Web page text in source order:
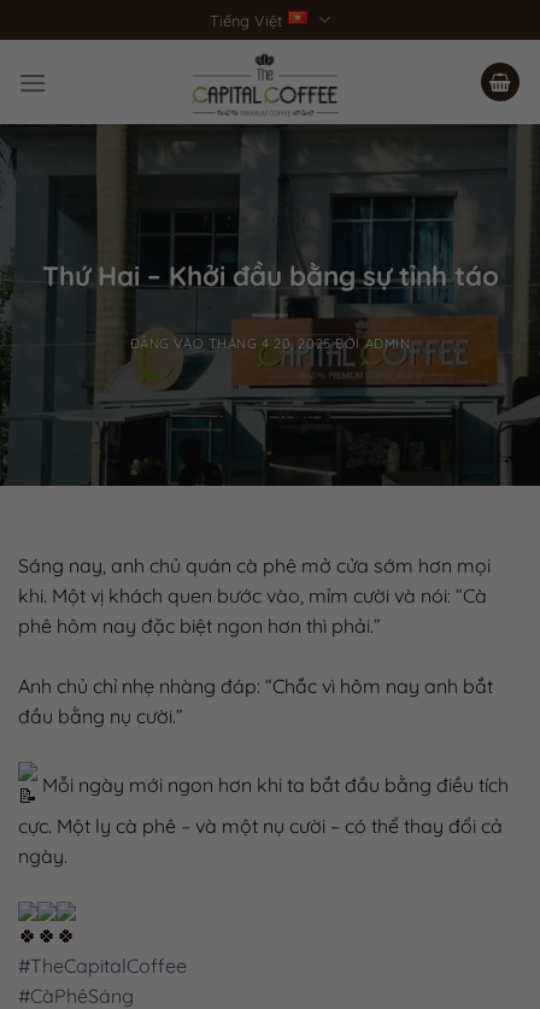
qua
nội
Tiếng Việt
Thứ Hai – Khởi đầu bằng sự tỉnh táo
ĐĂNG VÀO THÁNG 4 20, 2025 BỞIADMIN
Sáng nay, anh chủ quán cà phê mở cửa sớm hơn mọi
khi. Một vị khách quen bước vào, mỉm cười và nói: “Cà
phê hôm nay đặc biệt ngon hơn thì phải.”
Anh chủ chỉ nhẹ nhàng đáp: “Chắc vì hôm nay anh bắt
đầu bằng nụ cười.”
Mỗi ngày mới ngon hơn khi ta bắt đầu bằng điều tích
cực. Một ly cà phê – và một nụ cười – có thể thay đổi cả
ngày.
#TheCapitalCoffee
#CàPhêSáng